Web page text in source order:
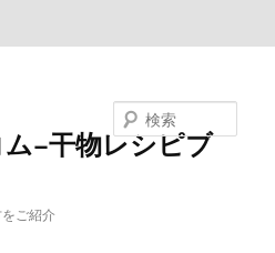
−干物レシピブ
ご紹介